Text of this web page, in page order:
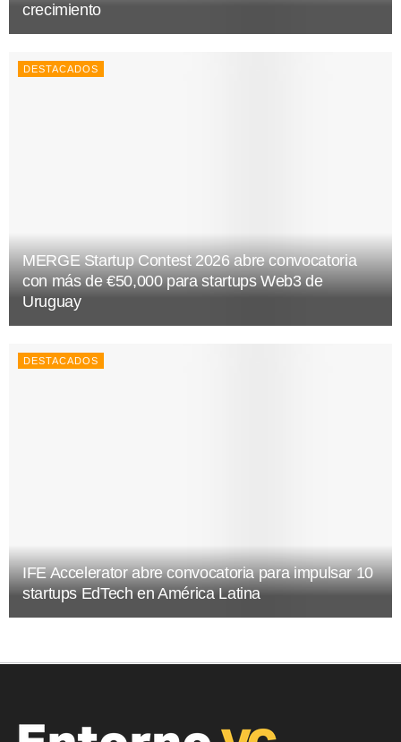
crecimiento
DESTACADOS
MERGE Startup Contest 2026 abre convocatoria
con más de €50,000 para startups Web3 de
Uruguay
DESTACADOS
IFE Accelerator abre convocatoria para impulsar 10
startups EdTech en América Latina